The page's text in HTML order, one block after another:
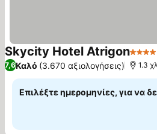
Skycity Hotel Atrigon4
7,6Καλό (3.670 αξιολογήσεις) 1.3
Επιλέξτε ημερομηνίες, για να